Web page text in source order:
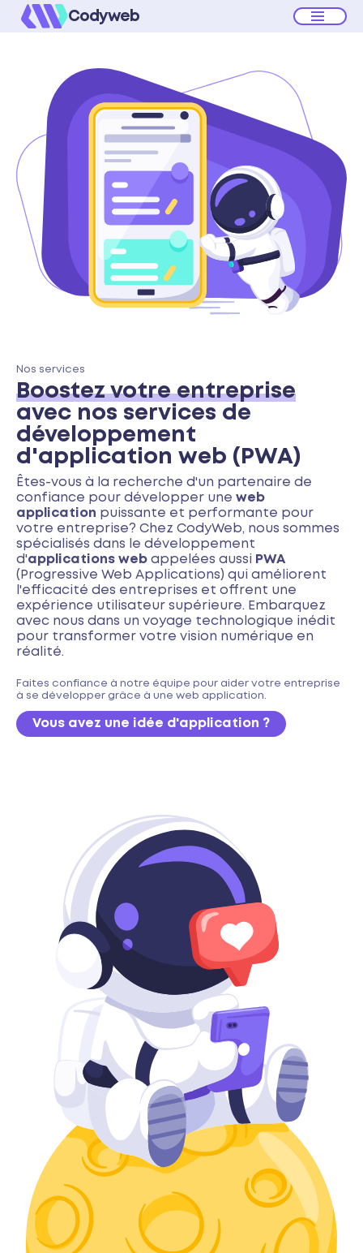
Codyweb
Nos services
Boostez votre entreprise
avec nos services de
développement
d'application web (PWA)
Êtes-vous à la recherche d'un partenaire de
confiance pour développer une web
application puissante et performante pour
votre entreprise? Chez CodyWeb, nous sommes
spécialisés dans le développement
d'applications web appelées aussi PWA
(Progressive Web Applications) qui améliorent
l'efficacité des entreprises et offrent une
expérience utilisateur supérieure. Embarquez
avec nous dans un voyage technologique inédit
pour transformer votre vision numérique en
réalité.
Faites confiance à notre équipe pour aider votre entreprise
à se développer grâce à une web application.
Vous avez une idée d'application ?